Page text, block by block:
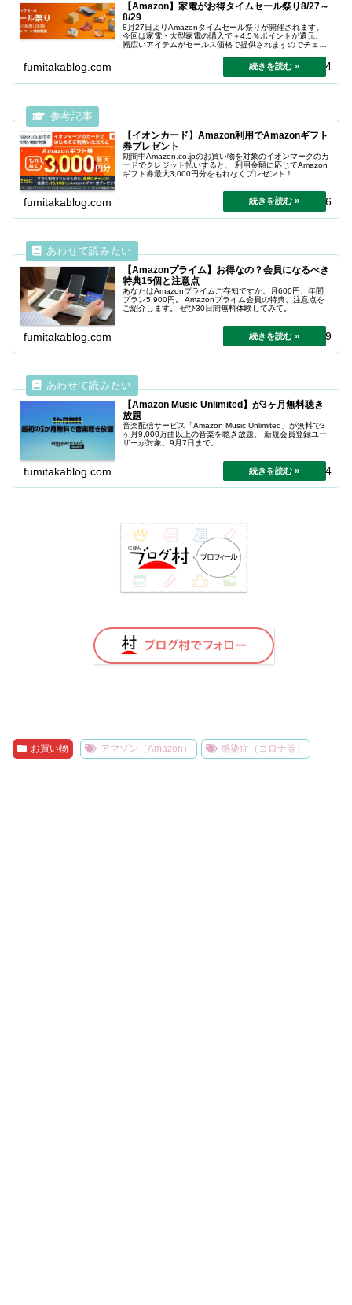
【Amazon】家電がお得タイムセール祭り8/27～
8/29
8月27日よりAmazonタイムセール祭りが開催されます。
今回は家電・大型家電の購入で＋4.5％ポイントが還元。
幅広いアイテムがセールス価格で提供されますのでチェッ
fumitakablog.com 2024.04.24
【イオンカード】Amazon利用でAmazonギフト
券プレゼント
期間中Amazon.co.jpのお買い物を対象のイオンマークのカ
ードでクレジット払いすると、 利用金額に応じてAmazon
ギフト券最大3,000円分をもれなくプレゼント！
fumitakablog.com 2024.04.26
【Amazonプライム】お得なの？会員になるべき
特典15個と注意点
あなたはAmazonプライムご存知ですか。月600円、年間
プラン5,900円。 Amazonプライム会員の特典、注意点を
ご紹介します。 ぜひ30日間無料体験してみて。
fumitakablog.com 2025.09.19
【Amazon Music Unlimited】が3ヶ月無料聴き
放題
音楽配信サービス「Amazon Music Unlimited」が無料で3
ヶ月9,000万曲以上の音楽を聴き放題。 新規会員登録ユー
ザーが対象。9月7日まで。
fumitakablog.com 2024.04.24
お買い物 アマゾン（Amazon） 感染症（コロナ等）